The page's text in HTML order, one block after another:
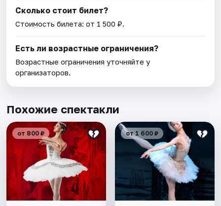
Сколько стоит билет?
Стоимость билета: от 1 500 ₽.
Есть ли возрастные ограничения?
Возрастные ограничения уточняйте у
организаторов.
Похожие спектакли
от 800 ₽ от 1 600 ₽